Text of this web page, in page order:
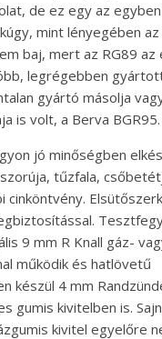
de ez egy az
mint lényegében
baj, mert az RG89 az
legrégebben
gyártó másolja
is volt, a Berva BGR95.
jó minőségben
tűzfala,
cinköntvény.
9 mm R Knall gáz-
működik és hatlövetű
készül 4 mm
gumis kivitelben is.
kivitel egyelőre